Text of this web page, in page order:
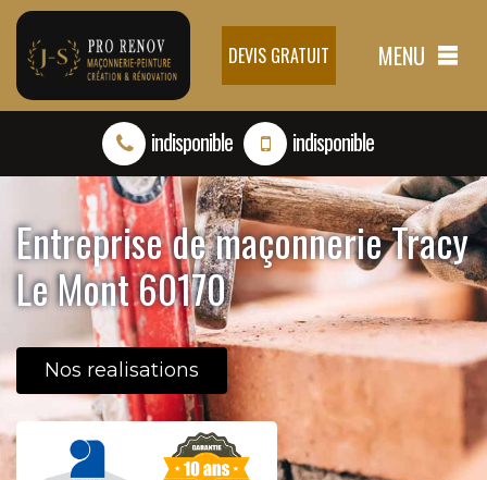
DEVIS GRATUIT MENU
indisponible indisponible
Entreprise de maçonnerie Tracy
Le Mont 60170
Nos realisations